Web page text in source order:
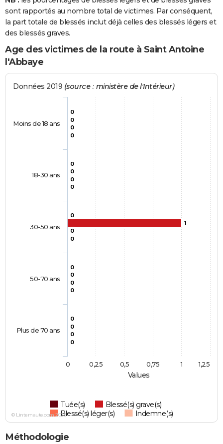
sont rapportés au nombre total de victimes. Par conséquent,
la part totale de blessés inclut déjà celles des blessés légers et
des blessés graves.
Age des victimes de la route à Saint Antoine
l'Abbaye
Values
Données 2019 (source : ministère de l'Intérieur)
0
0
0
0
0
0
0
1
0
0
0
0
0
0
0
0
0
0
0
0
Tuée(s)
Blessé(s) grave(s)
Blessé(s) léger(s)
Indemne(s)
Moins de 18 ans
18-30 ans
30-50 ans
50-70 ans
Plus de 70 ans
0 1
0,25 0,5 0,75 1,25
© Linternaute.com 2026
Méthodologie